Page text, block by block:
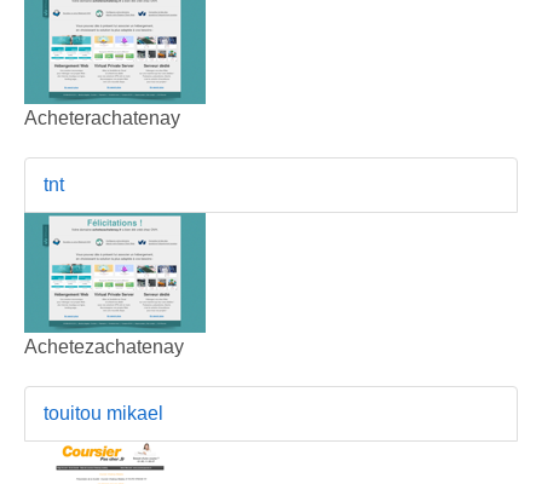
Acheterachatenay
tnt
Achetezachatenay
touitou mikael